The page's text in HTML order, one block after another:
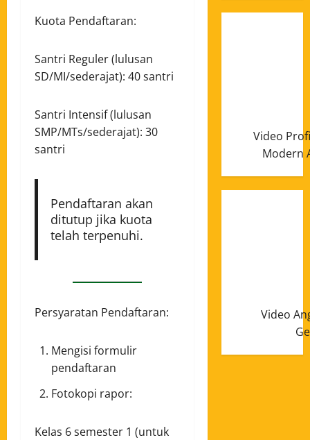
Kuota Pendaftaran:
Santri Reguler (lulusan
SD/MI/sederajat): 40 santri
Santri Intensif (lulusan
SMP/MTs/sederajat): 30
santri
Pendaftaran akan
ditutup jika kuota
telah terpenuhi.
Persyaratan Pendaftaran:
Mengisi formulir
pendaftaran
Fotokopi rapor:
Kelas 6 semester 1 (untuk
Video
Modern
Video